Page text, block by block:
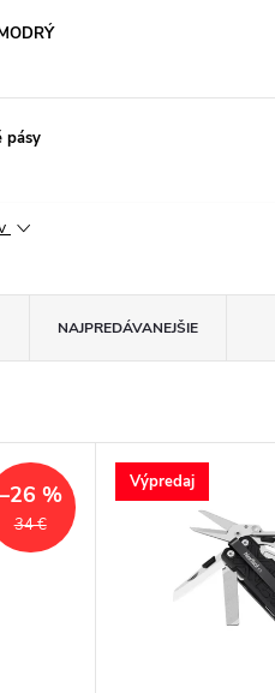
pásy
NAJPREDÁVANEJŠIE
34 €
–26 % Výpredaj